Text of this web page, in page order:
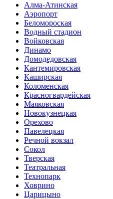
Алма-Атинская
Аэропорт
Беломороская
Водный стадион
Войковская
Динамо
Домоде­довская
Кантеми­ровская
Каширская
Коломенская
Красногвар­дейская
Маяковская
Новокузнецкая
Орехово
Павелецкая
Речной вокзал
Сокол
Тверская
Театральная
Технопарк
Ховрино
Царицыно